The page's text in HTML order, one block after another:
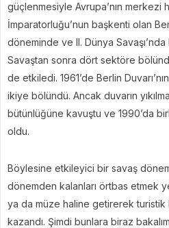
güçlenmesiyle Avrupa’nın merkezi
İmparatorluğu’nun başkenti olan
döneminde ve II. Dünya
Savaştan sonra dört sektöre
de etkiledi. 1961’de Berlin
ikiye bölündü. Ancak duvarın
bütünlüğüne kavuştu ve 1990’da
oldu.
Böylesine etkileyici bir savaş
dönemden kalanları örtbas etmek
ya da müze haline getirerek turistik
kazandı. Şimdi bunlara biraz